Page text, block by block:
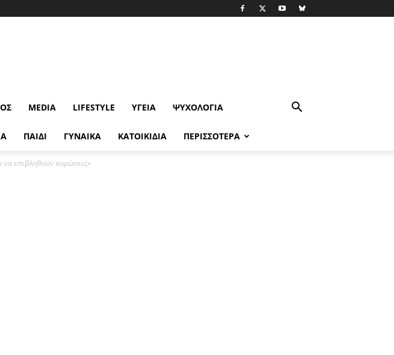
MEDIA LIFESTYLE ΥΓΕΊΑ ΨΥΧΟΛΟΓΙΑ
ΠΑΙΔΙ ΓΥΝΑΙΚΑ ΚΑΤΟΙΚΙΔΙΑ ΠΕΡΙΣΣΟΤΕΡΑ
επιβληθούν κυρώσεις»